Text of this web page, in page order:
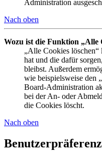
Administration
Nach oben
Wozu ist die Funktion „Alle
„Alle Cookies
hat und die dafür
bleibst. Außerdem
wie beispielsweise den
Board-Administration
bei der An- oder
die Cookies löscht.
Nach oben